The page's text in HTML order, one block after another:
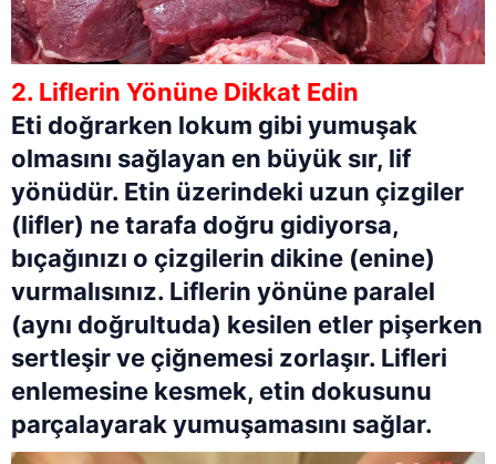
2. Liflerin Yönüne Dikkat Edin
Eti doğrarken lokum gibi yumuşak
olmasını sağlayan en büyük sır, lif
yönüdür. Etin üzerindeki uzun çizgiler
(lifler) ne tarafa doğru gidiyorsa,
bıçağınızı o çizgilerin dikine (enine)
vurmalısınız. Liflerin yönüne paralel
(aynı doğrultuda) kesilen etler pişerken
sertleşir ve çiğnemesi zorlaşır. Lifleri
enlemesine kesmek, etin dokusunu
parçalayarak yumuşamasını sağlar.